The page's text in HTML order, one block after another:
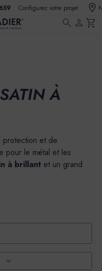
Configurez votre projet
search person shopping_cart
À
protection et de
pour le métal et les
à brillant et un grand